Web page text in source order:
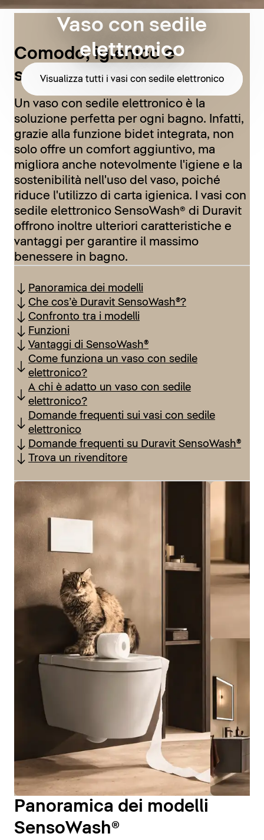
Vaso con sedile
elettronico
Visualizza tutti i vasi con sedile elettronico
Comodo, igienico e
sostenibile
Un vaso con sedile elettronico è la
soluzione perfetta per ogni bagno. Infatti,
grazie alla funzione bidet integrata, non
solo offre un comfort aggiuntivo, ma
migliora anche notevolmente l'igiene e la
sostenibilità nell'uso del vaso, poiché
riduce l'utilizzo di carta igienica. I vasi con
sedile elettronico SensoWash® di Duravit
offrono inoltre ulteriori caratteristiche e
vantaggi per garantire il massimo
benessere in bagno.
Panoramica dei modelli
Che cos’è Duravit SensoWash®?
Confronto tra i modelli
Funzioni
Vantaggi di SensoWash®
Come funziona un vaso con sedile
elettronico?
A chi è adatto un vaso con sedile
elettronico?
Domande frequenti sui vasi con sedile
elettronico
Domande frequenti su Duravit SensoWash®
Trova un rivenditore
Panoramica dei modelli
SensoWash®